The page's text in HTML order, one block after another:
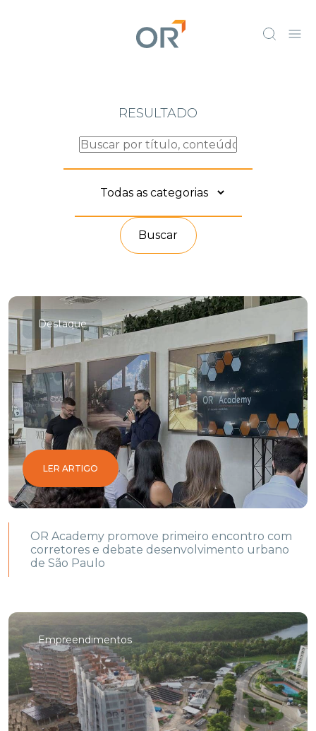
RESULTADO
Buscar
Destaque
LER ARTIGO
OR Academy promove primeiro encontro com
corretores e debate desenvolvimento urbano
de São Paulo
Empreendimentos